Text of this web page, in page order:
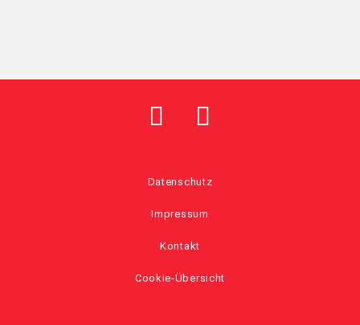
Datenschutz
Impressum
Kontakt
Cookie-Übersicht